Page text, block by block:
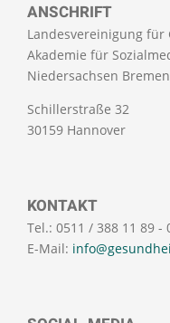
ANSCHRIFT
Landesvereinigung für
Akademie für
Niedersachsen
Schillerstraße 32
30159 Hannover
KONTAKT
Tel.: 0511 / 388 11 89 -
E-Mail: